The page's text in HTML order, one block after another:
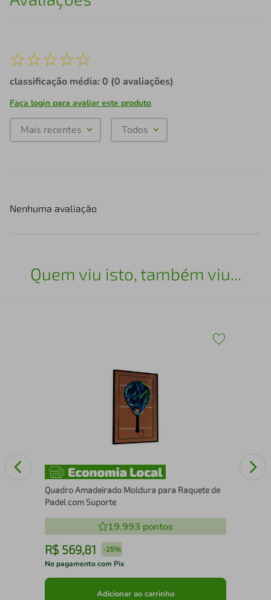
☆☆☆☆☆
classificação média: 0 (0 avaliações)
Faça login para avaliar este produto
Mais recentes Todos
Nenhuma avaliação
Quem viu isto, também viu...
Quadro Amadeirado Moldura para Raquete de
Padel com Suporte
19.993 pontos
R$ 569,81 -25%
No pagamento com Pix
Adicionar ao carrinho